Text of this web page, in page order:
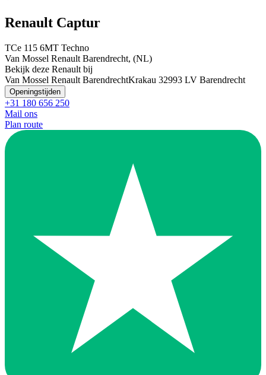
Renault Captur
TCe 115 6MT Techno
Van Mossel Renault Barendrecht, (NL)
Bekijk deze Renault bij
Van Mossel Renault BarendrechtKrakau 32993 LV Barendrecht
Openingstijden
+31 180 656 250
Mail ons
Plan route